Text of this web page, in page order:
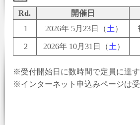
Rd. 開催日
1
2026年 5月23日（土 ）
2 2026年 10月31日（土 ）
※受付開始日に数時間で定員に達
※インターネット申込みページは